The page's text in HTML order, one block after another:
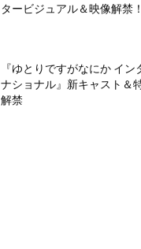
タービジュアル＆映像解禁！
『ゆとりですがなにか イン
ナショナル』新キャスト＆
解禁